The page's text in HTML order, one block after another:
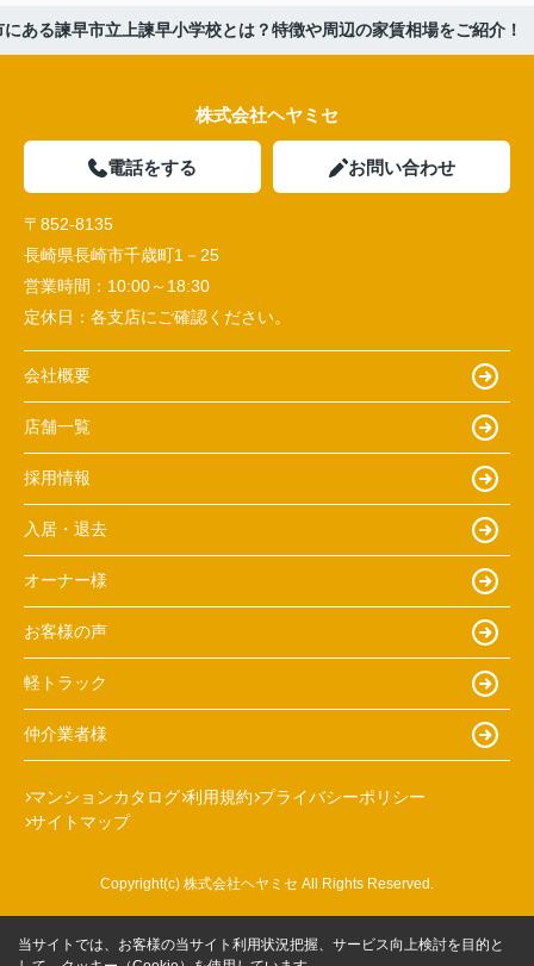
にある諫早市立上諫早小学校とは？特徴や周辺の家賃相場をご紹介！
株式会社ヘヤミセ
電話をする お問い合わせ
〒852-8135
長崎県長崎市千歳町1－25
営業時間： 10:00～18:30
定休日： 各支店にご確認ください。
会社概要
店舗一覧
採用情報
入居・退去
オーナー様
お客様の声
軽トラック
仲介業者様
マンションカタログ 利用規約 プライバシーポリシー
サイトマップ
Copyright(c) 株式会社ヘヤミセ All Rights Reserved.
当サイトでは、お客様の当サイト利用状況把握、サービス向上検討を目的と